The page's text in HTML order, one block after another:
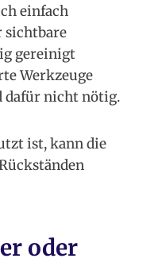
einfach
sichtbare
gereinigt
Werkzeuge
dafür nicht nötig.
ist, kann die
oder